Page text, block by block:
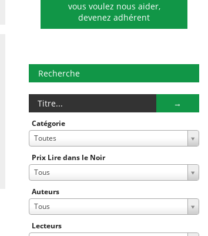
vous voulez nous aider,
devenez adhérent
Recherche
Catégorie
Toutes
Prix Lire dans le Noir
Tous
Auteurs
Tous
Lecteurs